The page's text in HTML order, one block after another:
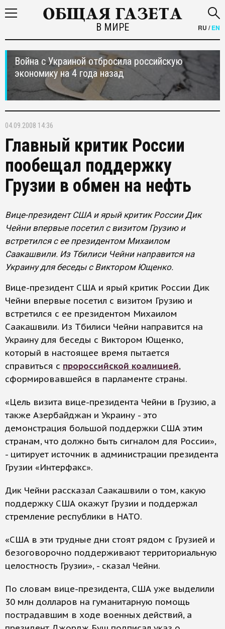
В МИРЕ RU /EN
Война с Украиной отбросила российскую
экономику на 4 года назад
04.09.2008 14:36
Главный критик России
пообещал поддержку
Грузии в обмен на нефть
Вице-президент США и ярый критик России Дик
Чейни впервые посетил с визитом Грузию и
встретился с ее президентом Михаилом
Саакашвили. Из Тбилиси Чейни направится на
Украину для беседы с Виктором Ющенко.
Вице-президент США и ярый критик России Дик
Чейни впервые посетил с визитом Грузию и
встретился с ее президентом Михаилом
Саакашвили. Из Тбилиси Чейни направится на
Украину для беседы с Виктором Ющенко,
который в настоящее время пытается
справиться с пророссийской коалицией,
сформировавшейся в парламенте страны.
«Цель визита вице-президента Чейни в Грузию, а
также Азербайджан и Украину - это
демонстрация большой поддержки США этим
странам, что должно быть сигналом для России»,
- цитирует источник в администрации президента
Грузии «Интерфакс».
Дик Чейни рассказал Саакашвили о том, какую
поддержку США окажут Грузии и поддержал
стремление республики в НАТО.
«США в эти трудные дни стоят рядом с Грузией и
безоговорочно поддерживают территориальную
целостность Грузии», - сказал Чейни.
По словам вице-президента, США уже выделили
30 млн долларов на гуманитарную помощь
пострадавшим в ходе военных действий, а